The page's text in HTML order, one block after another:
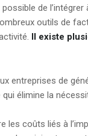
de
outils de
Il existe
entreprises de
élimine la
les coûts liés à